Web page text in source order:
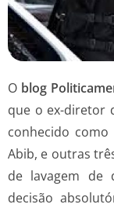
O blog
que o ex-diretor
conhecido
Abib, e outras
de lavagem de
decisão